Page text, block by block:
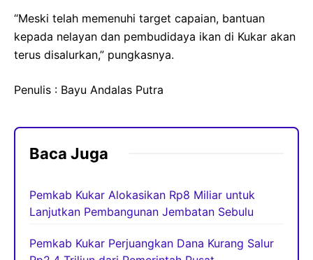
“Meski telah memenuhi target capaian, bantuan
kepada nelayan dan pembudidaya ikan di Kukar akan
terus disalurkan,” pungkasnya.
Penulis : Bayu Andalas Putra
Baca Juga
Pemkab Kukar Alokasikan Rp8 Miliar untuk
Lanjutkan Pembangunan Jembatan Sebulu
Pemkab Kukar Perjuangkan Dana Kurang Salur